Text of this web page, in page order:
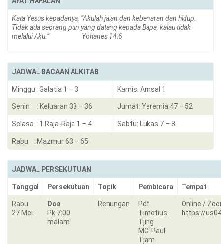
Kata Yesus kepadanya, “Akulah jalan dan kebenaran dan hidup.
Tidak ada seorang pun yang datang kepada Bapa, kalau tidak
melalui Aku.” Yohanes 14:6
JADWAL BACAAN ALKITAB
Minggu : Galatia 1 – 3 Kamis: Amsal 1
Senin : Keluaran 33 – 36 Jumat: Yeremia 47 – 52
Selasa : 1 Raja-Raja 1 – 4 Sabtu: Lukas 7 – 8
Rabu : Mazmur 63 – 65
JADWAL PERSEKUTUAN
Tanggal Persekutuan Topik Pembicara Tempat
Rabu
27 Mei
Doa
Pk 7:00
malam
Renungan
Pdt.
Timotius
Tjing
MC: Paul
Tjam
Online /
https://